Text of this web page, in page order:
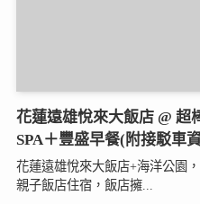
花蓮遠雄悅來大飯店 @ 超
SPA＋豐盛早餐(附接駁車
花蓮遠雄悅來大飯店+海洋公園
親子飯店住宿，飯店擁...